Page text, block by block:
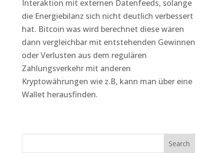
Interaktion mit externen Datenfeeds, solange
die Energiebilanz sich nicht deutlich verbessert
hat. Bitcoin was wird berechnet diese wären
dann vergleichbar mit entstehenden Gewinnen
oder Verlusten aus dem regulären
Zahlungsverkehr mit anderen
Kryptowährungen wie z.B, kann man über eine
Wallet herausfinden.